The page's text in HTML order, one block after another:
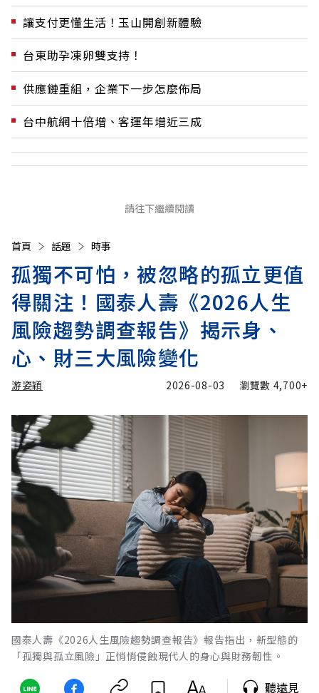
讓支付更懂生活！玉山開創新體驗
台東助孕凍卵雙支持！
供應鏈重組，企業下一步怎麼佈局
台中航網十倍增、客運年增近三成
請往下繼續閱讀
首頁 話題 時事
孤獨不可怕，被忽略的孤立更值
得關注！國泰人壽《2026人生
風險趨勢調查報告》揭示身、
心、財三大風險變化
游姿穎 2026-08-03 瀏覽數 4,700+
國泰人壽《2026人生風險趨勢調查報告》報告指出，新型態的
「孤獨與孤立風險」正悄悄侵蝕現代人的身心與財務韌性。
聽遠見